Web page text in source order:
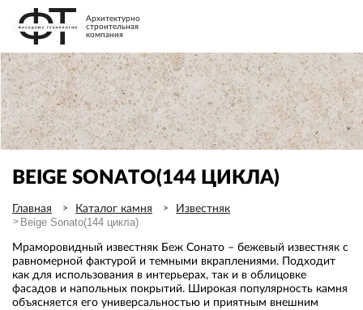
Архитектурно
строительная
компания
BEIGE SONATO(144 ЦИКЛА)
Главная Каталог камня Известняк
Beige Sonato(144 цикла)
Мраморовидный известняк Беж Сонато – бежевый известняк с
равномерной фактурой и темными вкраплениями. Подходит
как для использования в интерьерах, так и в облицовке
фасадов и напольных покрытий. Широкая популярность камня
объясняется его универсальностью и приятным внешним